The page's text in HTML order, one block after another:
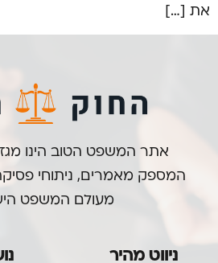
את […]
אתר המשפט הטוב הינו
המספק מאמרים, ניתוחי
מעולם המשפט
ניווט מהיר